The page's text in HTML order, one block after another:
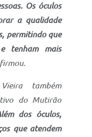
Os óculos
a qualidade
permitindo que
tenham mais
também
do Mutirão
dos óculos,
que atendem